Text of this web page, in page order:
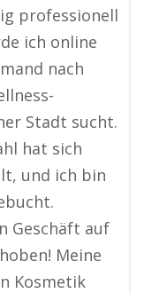
professionell
ich online
nach
Stadt sucht.
hat sich
und ich bin
Geschäft auf
Meine
Kosmetik